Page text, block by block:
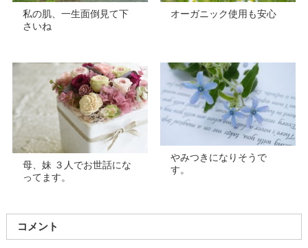
私の肌、一生面倒見て下
さいね
オーガニック使用も安心
母、妹 ３人でお世話にな
ってます。
やみつきになりそうで
す。
コメント